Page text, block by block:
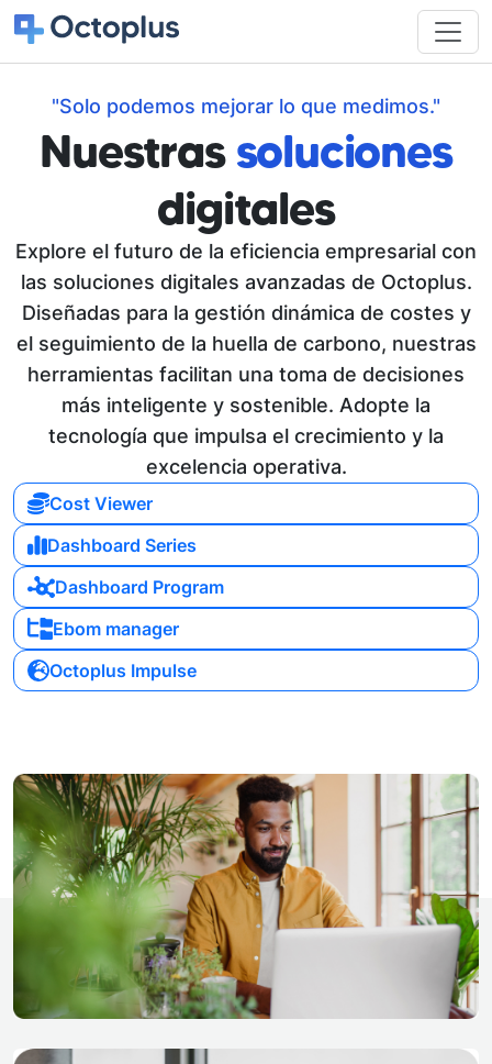
"Solo podemos mejorar lo que medimos."
Nuestrassoluciones
digitales
Explore el futuro de la eficiencia empresarial con
las soluciones digitales avanzadas de Octoplus.
Diseñadas para la gestión dinámica de costes y
el seguimiento de la huella de carbono, nuestras
herramientas facilitan una toma de decisiones
más inteligente y sostenible. Adopte la
tecnología que impulsa el crecimiento y la
excelencia operativa.
Cost Viewer
Dashboard Series
Dashboard Program
Ebom manager
Octoplus Impulse